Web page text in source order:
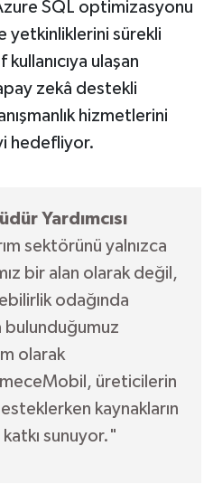
SQL optimizasyonu
yetkinliklerini sürekli
ulaşan
zekâ destekli
hizmetlerini
hedefliyor.
Yardımcısı
sektörünü yalnızca
bir alan olarak değil,
odağında
bulunduğumuz
olarak
üreticilerin
kaynakların
katkı sunuyor."